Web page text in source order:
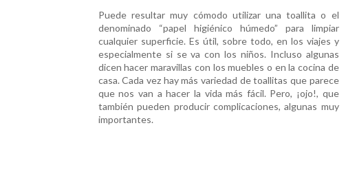
Puede resultar muy cómodo utilizar una toallita o el
denominado “papel higiénico húmedo” para limpiar
cualquier superficie. Es útil, sobre todo, en los viajes y
especialmente si se va con los niños. Incluso algunas
dicen hacer maravillas con los muebles o en la cocina de
casa. Cada vez hay más variedad de toallitas que parece
que nos van a hacer la vida más fácil. Pero, ¡ojo!, que
también pueden producir complicaciones, algunas muy
importantes.